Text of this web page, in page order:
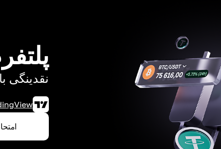
نقدینگی